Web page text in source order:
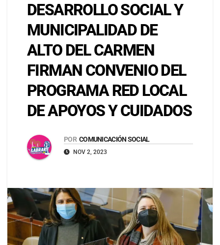
DESARROLLO SOCIAL Y
MUNICIPALIDAD DE
ALTO DEL CARMEN
FIRMAN CONVENIO DEL
PROGRAMA RED LOCAL
DE APOYOS Y CUIDADOS
POR COMUNICACIÓN SOCIAL
NOV 2, 2023